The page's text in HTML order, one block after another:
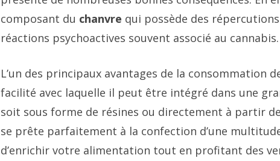
composant du chanvre qui possède des
réactions psychoactives souvent associé au cannabis.
L’un des principaux avantages de la consommation
facilité avec laquelle il peut être intégré dans une
soit sous forme de résines ou directement à partir
se prête parfaitement à la confection d’une
d’enrichir votre alimentation tout en profitant des